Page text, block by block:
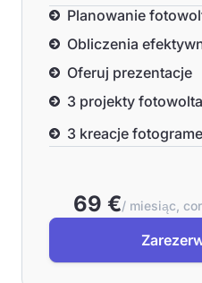
Planowanie
Obliczenia
Oferuj prezentacje
3 projekty
3 kreacje
69 €/ miesiąc,